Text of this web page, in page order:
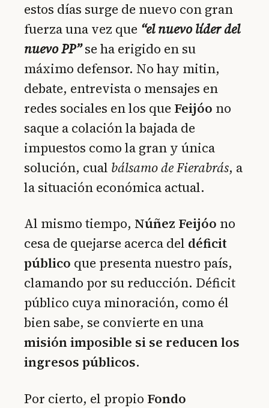
estos días surge de nuevo con gran
fuerza una vez que “el nuevo líder del
nuevo PP”se ha erigido en su
máximo defensor. No hay mitin,
debate, entrevista o mensajes en
redes sociales en los que Feijóo no
saque a colación la bajada de
impuestos como la gran y única
solución, cual bálsamo de Fierabrás, a
la situación económica actual.
Al mismo tiempo, Núñez Feijóo no
cesa de quejarse acerca del déficit
público que presenta nuestro país,
clamando por su reducción. Déficit
público cuya minoración, como él
bien sabe, se convierte en una
misión imposible si se reducen los
ingresos públicos.
Por cierto, el propio Fondo